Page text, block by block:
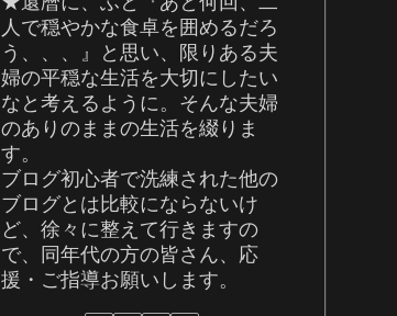
人で穏やかな食卓を囲めるだろ
う、、、』と思い、限りある夫
婦の平穏な生活を大切にしたい
なと考えるように。そんな夫婦
のありのままの生活を綴りま
す。
ブログ初心者で洗練された他の
ブログとは比較にならないけ
ど、徐々に整えて行きますの
で、同年代の方の皆さん、応
援・ご指導お願いします。